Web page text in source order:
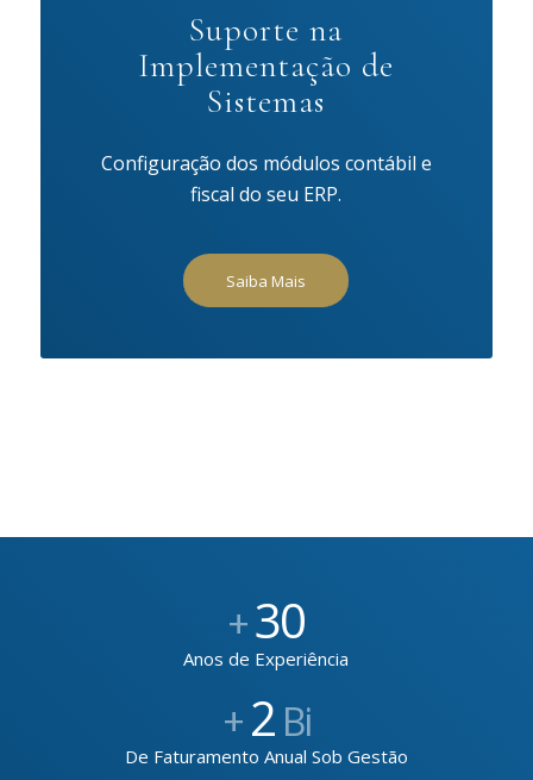
Suporte na
Implementação de
Sistemas
Configuração dos módulos contábil e
fiscal do seu ERP.
Saiba Mais
+30
Anos de Experiência
+2Bi
De Faturamento Anual Sob Gestão